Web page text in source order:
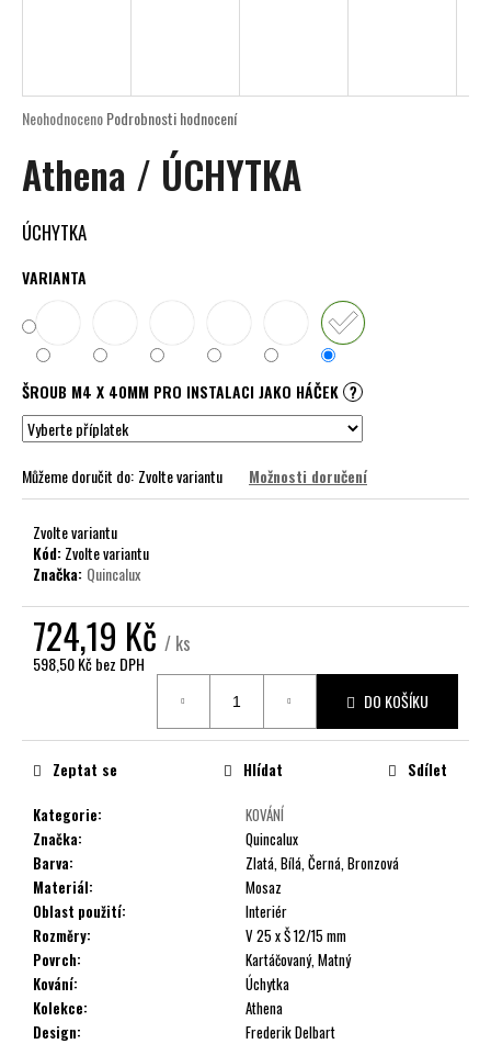
Průměrné
produktu
je
z
5
NeohodnocenoPodrobnosti hodnocení
Athena / ÚCHYTKA
ÚCHYTKA
VARIANTA
ŠROUB M4 X 40MM PRO INSTALACI JAKO HÁČEK ?
Můžeme doručit do: Zvolte variantu Možnosti doručení
Zvolte variantu
Kód:Zvolte variantu
Značka: Quincalux
724,19 Kč / ks
598,50 Kčbez DPH
DO KOŠÍKU
Kategorie:
KOVÁNÍ
Značka:
Quincalux
Barva:
Zlatá, Bílá, Černá, Bronzová
Materiál:
Mosaz
Oblast použití:
Interiér
Rozměry:
V 25 x Š 12/15 mm
Povrch:
Kartáčovaný, Matný
Kování:
Úchytka
Kolekce:
Athena
Design: Frederik Delbart
Zeptat se Hlídat Sdílet
í
t
o
p
o
r
u
č
e